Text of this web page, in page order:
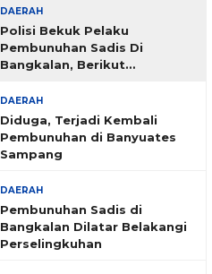
DAERAH
Polisi Bekuk Pelaku
Pembunuhan Sadis Di
Bangkalan, Berikut
DAERAH
Diduga, Terjadi Kembali
Pembunuhan di Banyuates
Sampang
DAERAH
Pembunuhan Sadis di
Bangkalan Dilatar Belakangi
Perselingkuhan